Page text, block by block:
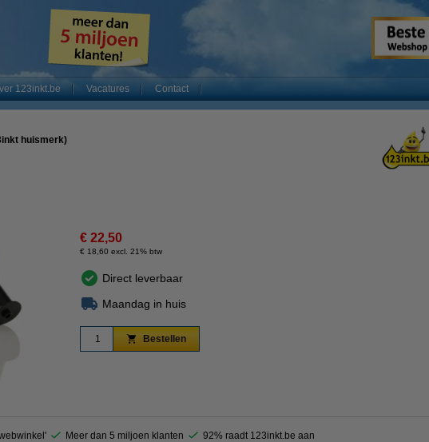
123inkt.be Vacatures Contact
huismerk)
€ 22,50
€ 18,60 excl. 21% btw
Direct leverbaar
Maandag in huis
Bestellen
Meer dan 5 miljoen klanten 92% raadt 123inkt.be aan